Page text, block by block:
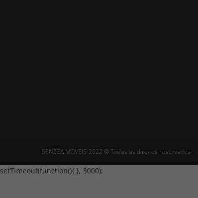
SENZZA MÓVEIS 2022 © Todos os direitos reservados
setTimeout(function(){ }, 3000);